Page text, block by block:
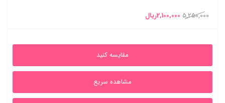
5,250,000 قیمت
5,250,000ریال
2,100,000ریال
2,100,000ریال
مقایسه کنید
مشاهده سریع